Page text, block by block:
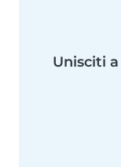
Unisciti